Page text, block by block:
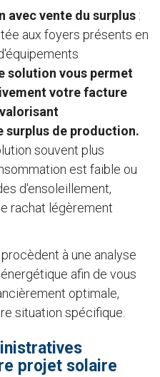
avec vente du surplus :
aux foyers présents en
solution vous permet
votre facture
surplus de production.
souvent plus
est faible ou
d'ensoleillement,
rachat légèrement
à une analyse
afin de vous
optimale,
situation spécifique.
projet solaire